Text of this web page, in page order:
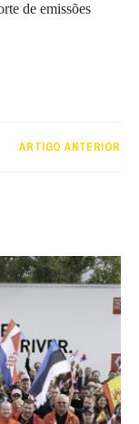
de emissões
ARTIGO ANTERIOR